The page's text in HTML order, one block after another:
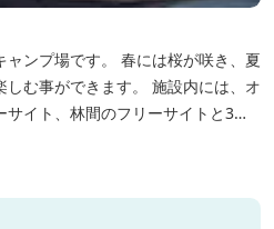
ンプ場です。 春には桜が咲き、夏
きます。 施設内には、オ
イト、林間のフリーサイトと3種
然の中でのんびりとキャンプを楽
わせて6棟のコテージがあります。